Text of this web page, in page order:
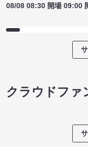
08/08 08:30 開場 09:00
クラウドファ